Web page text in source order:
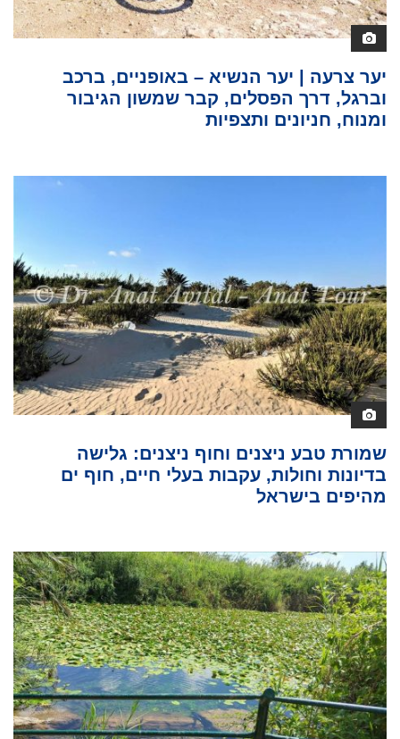
יער צרעה | יער הנשיא – באופניים, ברכב
וברגל, דרך הפסלים, קבר שמשון הגיבור
ומנוח, חניונים ותצפיות
שמורת טבע ניצנים וחוף ניצנים: גלישה
בדיונות וחולות, עקבות בעלי חיים, חוף ים
מהיפים בישראל